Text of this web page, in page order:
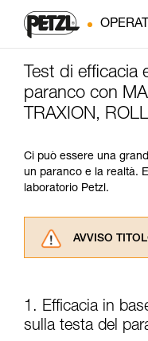
Test di efficacia
paranco con
TRAXION,
Ci può essere una
un paranco e la realtà.
laboratorio Petzl.
AVVISO
consultarlo.
informazioni
capire queste
1. Efficacia in
sulla testa del